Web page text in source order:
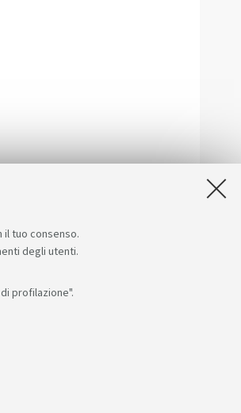
tuo consenso.
degli utenti.
profilazione".